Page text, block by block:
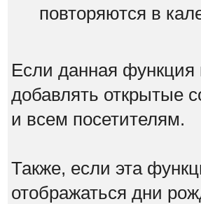
повторяются в
Если данная
добавлять открытые
и всем посетителям.
Также, если эта
отображаться дни